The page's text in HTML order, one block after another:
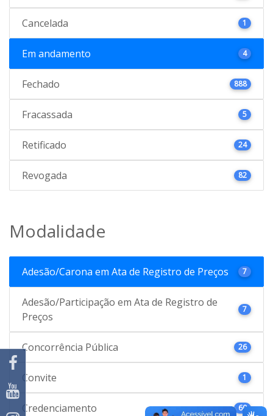
Cancelada 1
Em andamento 4
Fechado 888
Fracassada 5
Retificado 24
Revogada 82
Modalidade
Adesão/Carona em Ata de Registro de Preços 7
Adesão/Participação em Ata de Registro de
Preços
7
Concorrência Pública 26
Convite 1
Credenciamento 60